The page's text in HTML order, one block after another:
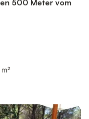
500 Meter vom